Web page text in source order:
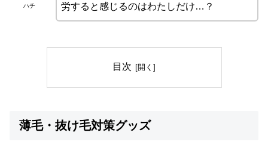
ハチ
労すると感じるのはわたしだけ…？
目次
薄毛・抜け毛対策グッズ